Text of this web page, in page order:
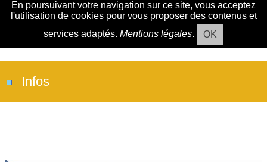
En poursuivant votre navigation sur ce site, vous acceptez
l'utilisation de cookies pour vous proposer des contenus et
services adaptés. Mentions légales. OK
Infos